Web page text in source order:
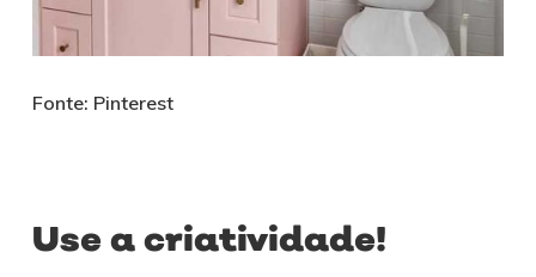
Fonte: Pinterest
Use a criatividade!